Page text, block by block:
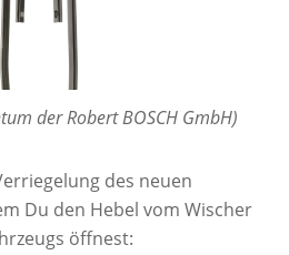
der Robert BOSCH GmbH)
des neuen
Du den Hebel vom Wischer
öffnest: